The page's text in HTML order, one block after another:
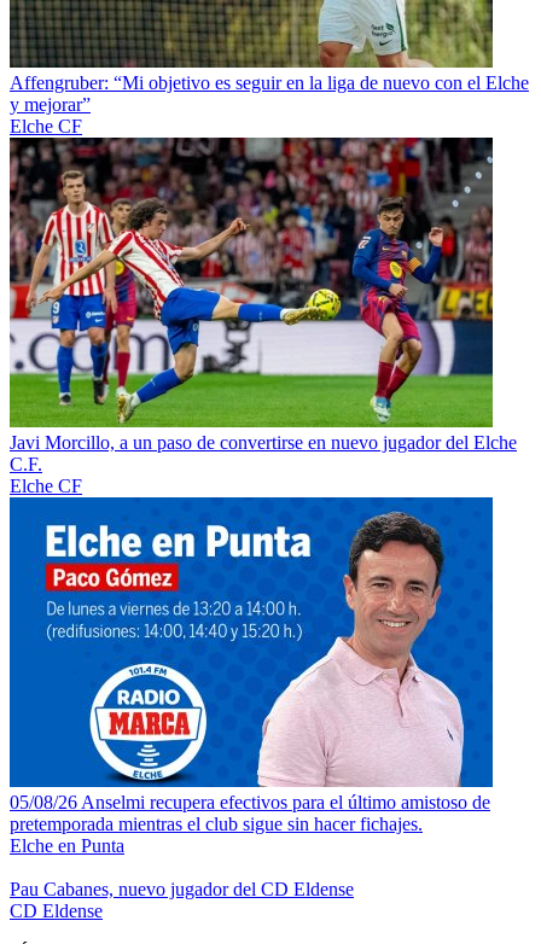
Affengruber: “Mi objetivo es seguir en la liga de nuevo con el Elche
y mejorar”
Elche CF
Javi Morcillo, a un paso de convertirse en nuevo jugador del Elche
C.F.
Elche CF
05/08/26 Anselmi recupera efectivos para el último amistoso de
pretemporada mientras el club sigue sin hacer fichajes.
Elche en Punta
Pau Cabanes, nuevo jugador del CD Eldense
CD Eldense